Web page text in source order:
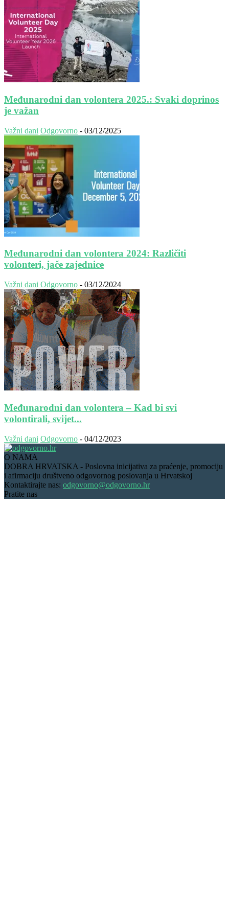
Međunarodni dan volontera 2025.: Svaki doprinos
je važan
Važni dani Odgovorno - 03/12/2025
Međunarodni dan volontera 2024: Različiti
volonteri, jače zajednice
Važni dani Odgovorno - 03/12/2024
Međunarodni dan volontera – Kad bi svi
volontirali, svijet...
Važni dani Odgovorno - 04/12/2023
O NAMA
DOBRA HRVATSKA - Poslovna inicijativa za praćenje, promociju
i afirmaciju društveno odgovornog poslovanja u Hrvatskoj
Kontaktirajte nas: odgovorno@odgovorno.hr
Pratite nas